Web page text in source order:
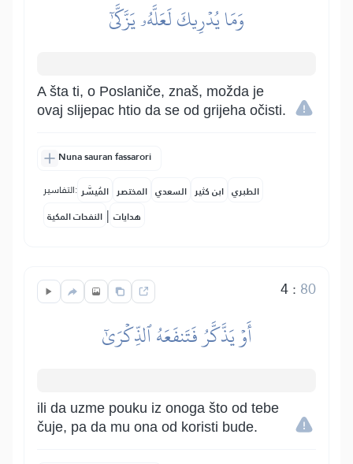
وَمَا يُدۡرِيكَ لَعَلَّهُۥ يَزَّكَّىٰٓ
A šta ti, o Poslaniče, znaš, možda je
ovaj slijepac htio da se od grijeha očisti.
Nuna sauran fassarori
التفاسير: المُيسَّر المختصر السعدي ابن كثير الطبري
النفحات المكية | هدايات
4: 80
أَوۡ يَذَّكَّرُ فَتَنفَعَهُ ٱلذِّكۡرَىٰٓ
ili da uzme pouku iz onoga što od tebe
čuje, pa da mu ona od koristi bude.